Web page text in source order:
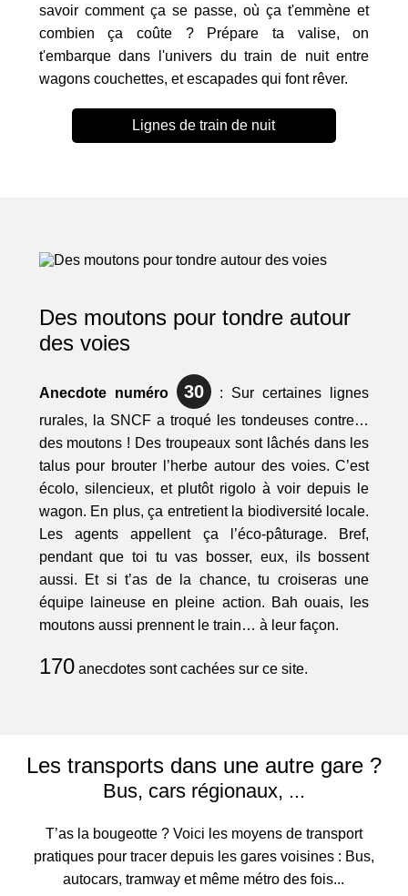
savoir comment ça se passe, où ça t'emmène et
combien ça coûte ? Prépare ta valise, on
t'embarque dans l'univers du train de nuit entre
wagons couchettes, et escapades qui font rêver.
Lignes de train de nuit
Des moutons pour tondre autour
des voies
Anecdote numéro 30 : Sur certaines lignes
rurales, la SNCF a troqué les tondeuses contre…
des moutons ! Des troupeaux sont lâchés dans les
talus pour brouter l’herbe autour des voies. C’est
écolo, silencieux, et plutôt rigolo à voir depuis le
wagon. En plus, ça entretient la biodiversité locale.
Les agents appellent ça l’éco-pâturage. Bref,
pendant que toi tu vas bosser, eux, ils bossent
aussi. Et si t’as de la chance, tu croiseras une
équipe laineuse en pleine action. Bah ouais, les
moutons aussi prennent le train… à leur façon.
170anecdotes sont cachées sur ce site.
Les transports dans une autre gare ?
Bus, cars régionaux, ...
T’as la bougeotte ? Voici les moyens de transport
pratiques pour tracer depuis les gares voisines : Bus,
autocars, tramway et même métro des fois...